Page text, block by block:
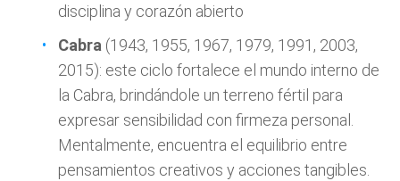
disciplina y corazón abierto
Cabra (1943, 1955, 1967, 1979, 1991, 2003,
2015): este ciclo fortalece el mundo interno de
la Cabra, brindándole un terreno fértil para
expresar sensibilidad con firmeza personal.
Mentalmente, encuentra el equilibrio entre
pensamientos creativos y acciones tangibles.